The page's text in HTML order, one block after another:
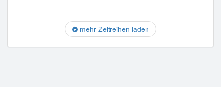
mehr Zeitreihen laden